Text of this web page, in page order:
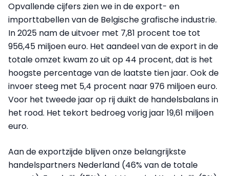
Opvallende cijfers zien we in de export- en
importtabellen van de Belgische grafische industrie.
In 2025 nam de uitvoer met 7,81 procent toe tot
956,45 miljoen euro. Het aandeel van de export in de
totale omzet kwam zo uit op 44 procent, dat is het
hoogste percentage van de laatste tien jaar. Ook de
invoer steeg met 5,4 procent naar 976 miljoen euro.
Voor het tweede jaar op rij duikt de handelsbalans in
het rood. Het tekort bedroeg vorig jaar 19,61 miljoen
euro.
Aan de exportzijde blijven onze belangrijkste
handelspartners Nederland (46% van de totale